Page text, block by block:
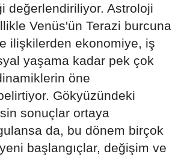
değerlendiriliyor. Astroloji
Venüs'ün Terazi burcuna
ilişkilerden ekonomiye, iş
yaşama kadar pek çok
öne
Gökyüzündeki
sonuçlar ortaya
da, bu dönem birçok
başlangıçlar, değişim ve